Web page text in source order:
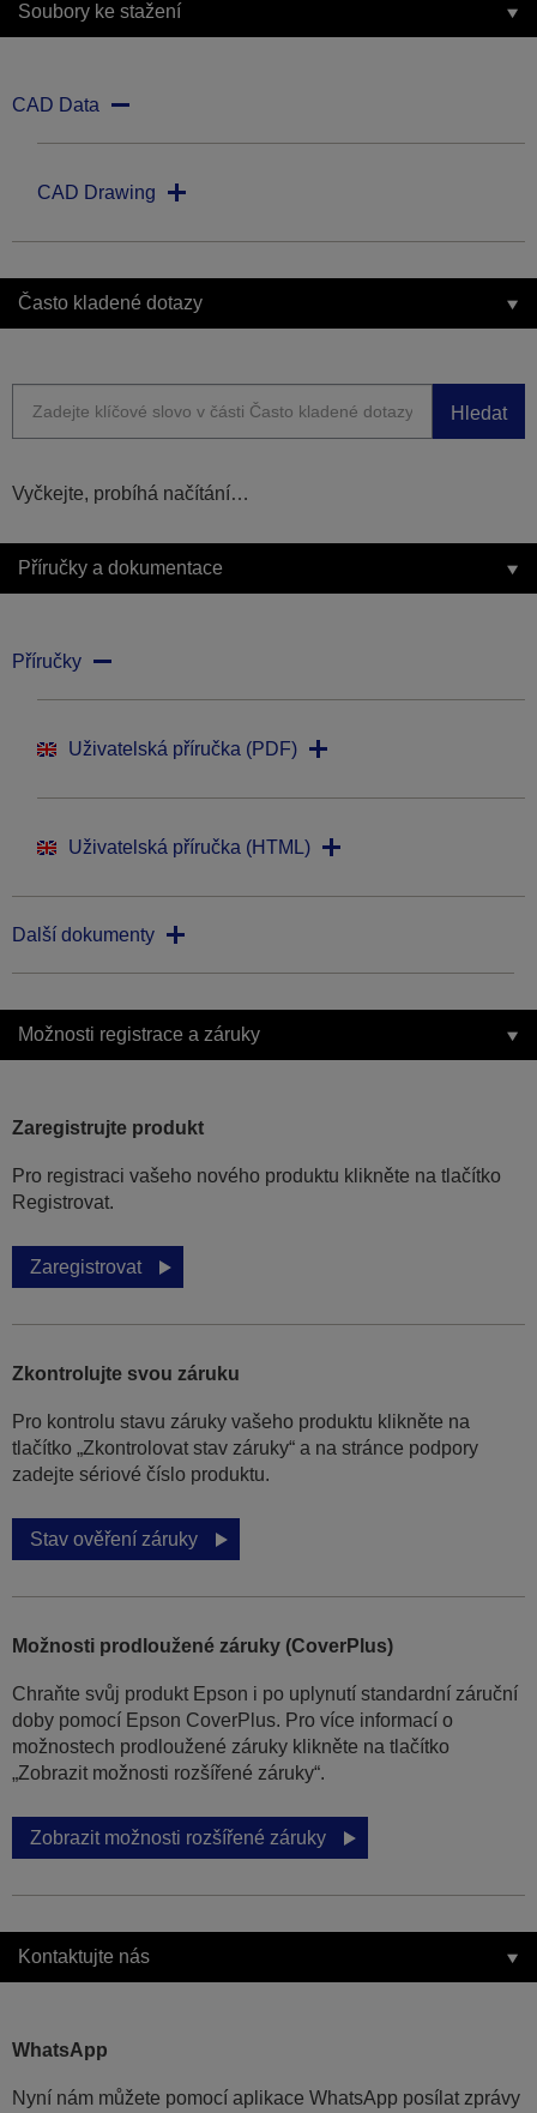
Soubory ke stažení
CAD Data
CAD Drawing
Často kladené dotazy
Hledat
Vyčkejte, probíhá načítání…
Příručky a dokumentace
Příručky
Uživatelská příručka (PDF)
Uživatelská příručka (HTML)
Další dokumenty
Možnosti registrace a záruky
Zaregistrujte produkt
Pro registraci vašeho nového produktu klikněte na tlačítko
Registrovat.
Zaregistrovat
Zkontrolujte svou záruku
Pro kontrolu stavu záruky vašeho produktu klikněte na
tlačítko „Zkontrolovat stav záruky“ a na stránce podpory
zadejte sériové číslo produktu.
Stav ověření záruky
Možnosti prodloužené záruky (CoverPlus)
Chraňte svůj produkt Epson i po uplynutí standardní záruční
doby pomocí Epson CoverPlus. Pro více informací o
možnostech prodloužené záruky klikněte na tlačítko
„Zobrazit možnosti rozšířené záruky“.
Zobrazit možnosti rozšířené záruky
Kontaktujte nás
WhatsApp
Nyní nám můžete pomocí aplikace WhatsApp posílat zprávy